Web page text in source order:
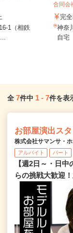
1（相鉄
合同会
完
神奈
自宅
全 7件中 1 - 7件を表
お部屋演出ス
株式会社サマンサ・
アルバイト パート
【週2日～・日
らの挑戦大歓迎